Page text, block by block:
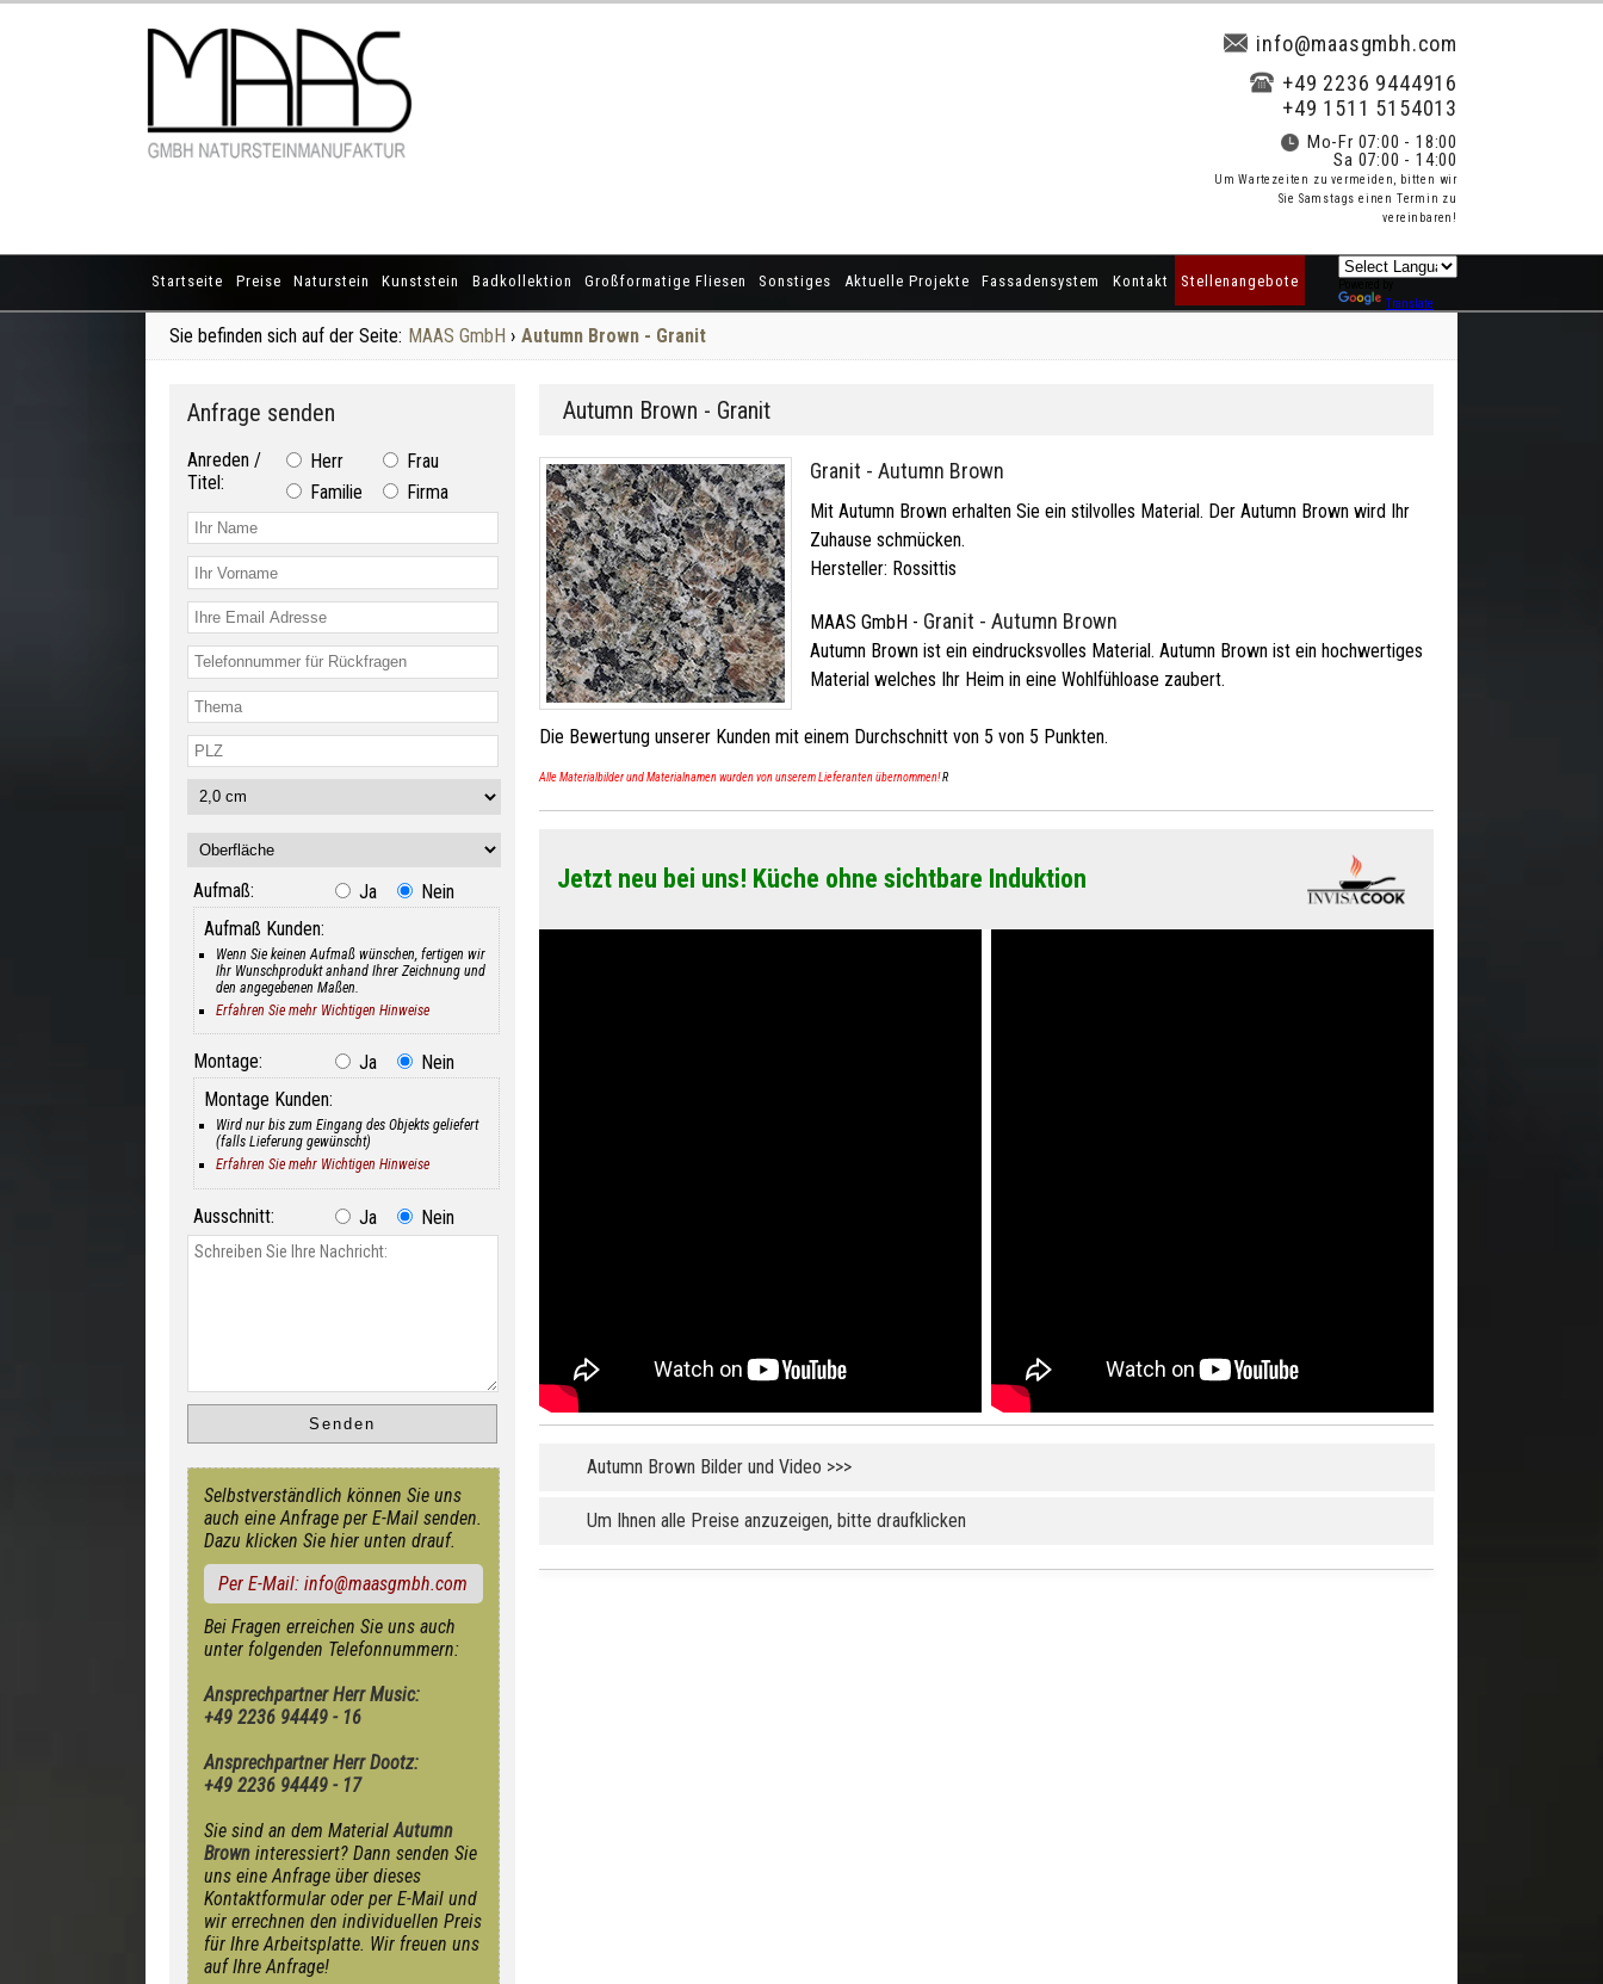
info@maasgmbh.com
+49 2236 9444916
+49 1511 5154013
Mo-Fr 07:00 - 18:00
Sa 07:00 - 14:00
Um Wartezeiten zu vermeiden, bitten wir
Sie Samstags einen Termin zu
vereinbaren!
Startseite Preise Naturstein Kunststein Badkollektion Großformatige Fliesen Sonstiges Aktuelle Projekte Fassadensystem Kontakt Stellenangebote
Translate
Sie befinden sich auf der Seite: MAAS GmbH › Autumn Brown - Granit
Autumn Brown - Granit
Granit - Autumn Brown
Mit Autumn Brown erhalten Sie ein stilvolles Material. Der Autumn Brown wird Ihr
Zuhause schmücken.
Hersteller: Rossittis
MAAS GmbH - Granit - Autumn Brown
Autumn Brown ist ein eindrucksvolles Material. Autumn Brown ist ein hochwertiges
Material welches Ihr Heim in eine Wohlfühloase zaubert.
Die Bewertung unserer Kunden mit einem Durchschnitt von 5 von 5 Punkten.
Alle Materialbilder und Materialnamen wurden von unserem Lieferanten übernommen!R
Jetzt neu bei uns! Küche ohne sichtbare Induktion
Autumn Brown Bilder und Video >>>
Um Ihnen alle Preise anzuzeigen, bitte draufklicken
Anfrage senden
Anreden /
Titel:
Herr
Frau
Familie
Firma
Aufmaß: Ja
Nein
Aufmaß Kunden:
Wenn Sie keinen Aufmaß wünschen, fertigen wir
Ihr Wunschprodukt anhand Ihrer Zeichnung und
den angegebenen Maßen.
Erfahren Sie mehr Wichtigen Hinweise
Montage: Ja
Nein
Montage Kunden:
Wird nur bis zum Eingang des Objekts geliefert
(falls Lieferung gewünscht)
Erfahren Sie mehr Wichtigen Hinweise
Ausschnitt: Ja Nein
Selbstverständlich können Sie uns
auch eine Anfrage per E-Mail senden.
Dazu klicken Sie hier unten drauf.
Per E-Mail: info@maasgmbh.com
Bei Fragen erreichen Sie uns auch
unter folgenden Telefonnummern:
Ansprechpartner Herr Music:
+49 2236 94449 - 16
Ansprechpartner Herr Dootz:
+49 2236 94449 - 17
Sie sind an dem MaterialAutumn
Brown interessiert? Dann senden Sie
uns eine Anfrage über dieses
Kontaktformular oder per E-Mail und
wir errechnen den individuellen Preis
für Ihre Arbeitsplatte. Wir freuen uns
auf Ihre Anfrage!